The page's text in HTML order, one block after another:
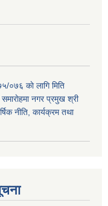
०७६ काे लागि मिति
नगर प्रमुख श्री
नीति, कार्यक्रम तथा